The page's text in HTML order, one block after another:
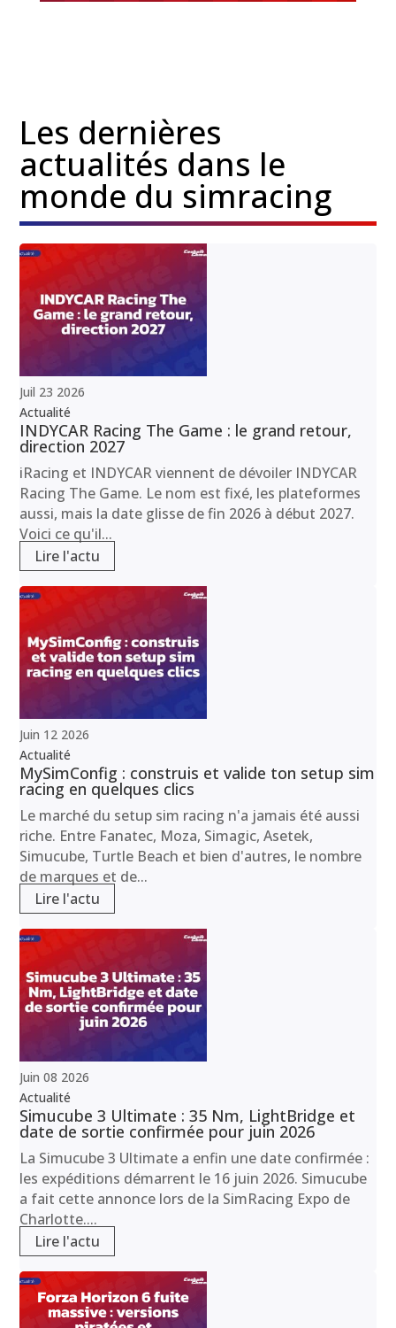
Les dernières
actualités dans le
monde du simracing
Juil 23 2026
Actualité
INDYCAR Racing The Game : le grand retour,
direction 2027
iRacing et INDYCAR viennent de dévoiler INDYCAR
Racing The Game. Le nom est fixé, les plateformes
aussi, mais la date glisse de fin 2026 à début 2027.
Voici ce qu'il...
Lire l'actu
Juin 12 2026
Actualité
MySimConfig : construis et valide ton setup sim
racing en quelques clics
Le marché du setup sim racing n'a jamais été aussi
riche. Entre Fanatec, Moza, Simagic, Asetek,
Simucube, Turtle Beach et bien d'autres, le nombre
de marques et de...
Lire l'actu
Juin 08 2026
Actualité
Simucube 3 Ultimate : 35 Nm, LightBridge et
date de sortie confirmée pour juin 2026
La Simucube 3 Ultimate a enfin une date confirmée :
les expéditions démarrent le 16 juin 2026. Simucube
a fait cette annonce lors de la SimRacing Expo de
Charlotte....
Lire l'actu